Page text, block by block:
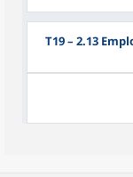
T19– 2.13